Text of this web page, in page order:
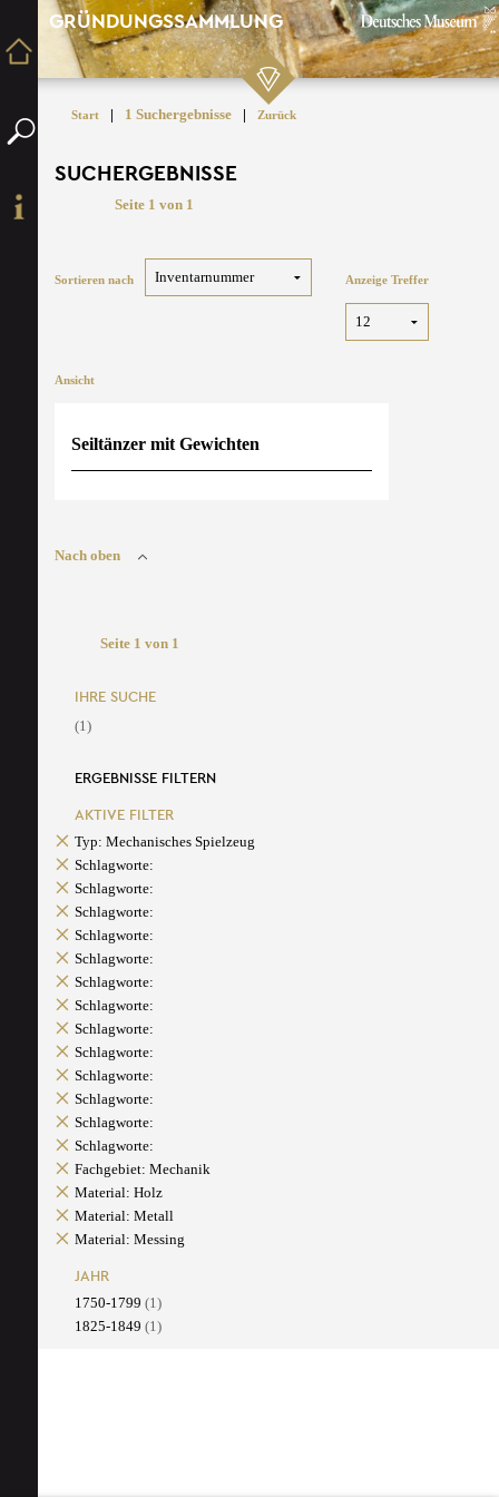
GRÜNDUNGSSAMMLUNG
Start | 1 Suchergebnisse | Zurück
SUCHERGEBNISSE
Seite 1 von 1
Sortieren nach Anzeige Treffer
Ansicht
Seiltänzer mit Gewichten
Nach oben
Seite 1 von 1
IHRE SUCHE
(1)
ERGEBNISSE FILTERN
AKTIVE FILTER
Typ: Mechanisches Spielzeug
Schlagworte:
Schlagworte:
Schlagworte:
Schlagworte:
Schlagworte:
Schlagworte:
Schlagworte:
Schlagworte:
Schlagworte:
Schlagworte:
Schlagworte:
Schlagworte:
Schlagworte:
Fachgebiet: Mechanik
Material: Holz
Material: Metall
Material: Messing
JAHR
1750-1799 (1)
1825-1849 (1)